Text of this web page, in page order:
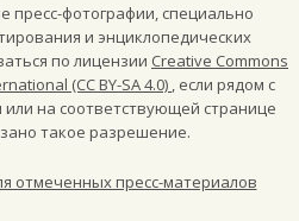
фотографии, специально
и энциклопедических
по лицензии Creative Commons
(CC BY-SA 4.0) , если рядом с
на соответствующей странице
такое разрешение.
отмеченных пресс-материалов